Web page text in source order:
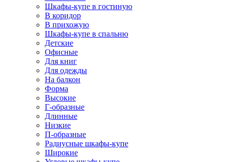
Шкафы-купе в гостиную
В коридор
В прихожую
Шкафы-купе в спальню
Детские
Офисные
Для книг
Для одежды
На балкон
Форма
Высокие
Г-образные
Длинные
Низкие
П-образные
Радиусные шкафы-купе
Широкие